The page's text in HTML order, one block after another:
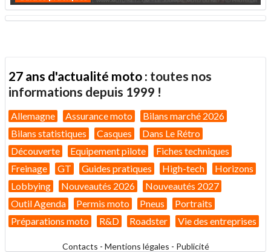
27 ans d'actualité moto : toutes nos
informations depuis 1999 !
Allemagne Assurance moto
Bilans marché 2026
Bilans statistiques
Casques
Dans Le Rétro
Découverte
Equipement pilote
Fiches techniques
Freinage
GT Guides pratiques High-tech
Horizons
Lobbying
Nouveautés 2026
Nouveautés 2027
Outil Agenda
Permis moto Pneus
Portraits
Préparations moto
R&D Roadster Vie des entreprises
Contacts - Mentions légales - Publicité